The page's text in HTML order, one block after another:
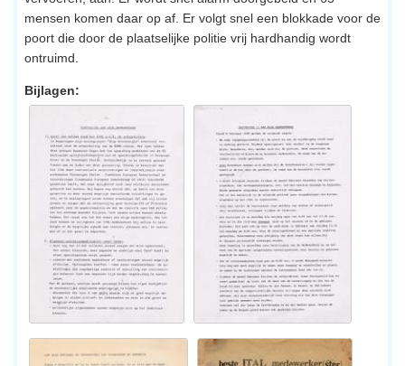
mensen komen daar op af. Er volgt snel een blokkade voor de
poort die door de plaatselijke politie vrij hardhandig wordt
ontruimd.
Bijlagen: